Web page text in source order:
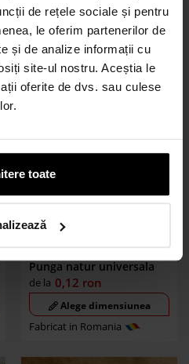
de rețele sociale și pentru
le oferim partenerilor de
și de analize informații cu
site-ul nostru. Aceștia le
oferite de dvs. sau culese
toate
Pungi cu fereastra,
Bagheta
de la 0,13 ron
Alege dimensiunea
Fabricat in Romania
Punga natur universala
de la 0,12 ron
Alege dimensiunea
Fabricat in Romania